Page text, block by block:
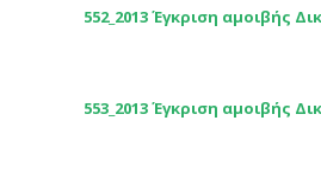
552_2013 Έγκριση αμοιβής
553_2013 Έγκριση αμοιβής